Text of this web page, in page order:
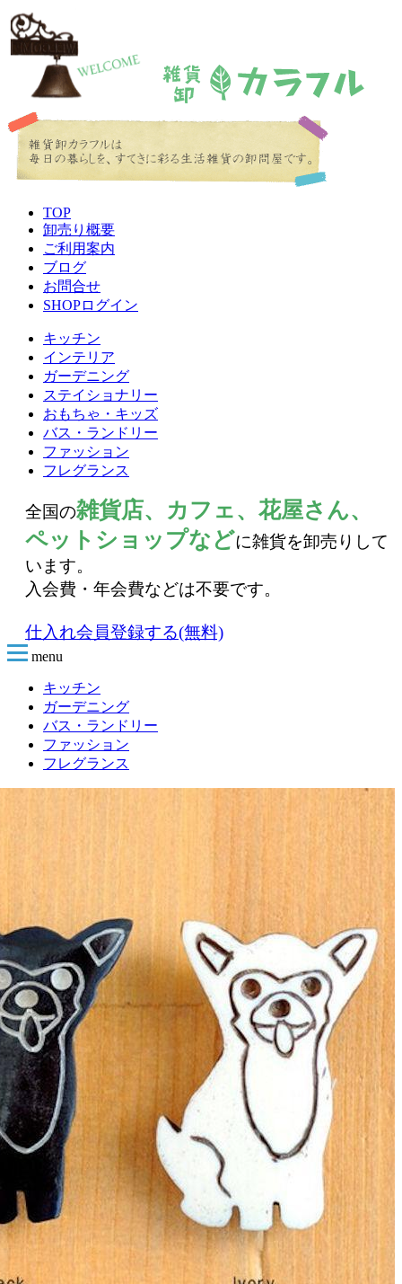
TOP
卸売り概要
ご利用案内
ブログ
お問合せ
SHOPログイン
キッチン
インテリア
ガーデニング
ステイショナリー
おもちゃ・キッズ
バス・ランドリー
ファッション
フレグランス
全国の雑貨店、カフェ、花屋さん、
ペットショップなどに雑貨を卸売りして
います。
入会費・年会費などは不要です。
仕入れ会員登録する(無料)
menu
キッチン
ガーデニング
バス・ランドリー
ファッション
フレグランス